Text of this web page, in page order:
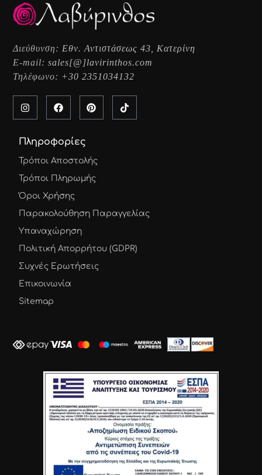
Διεύθυνση: Εθν. Αντιστάσεως 43, Κατερίνη
E-mail:sales[@]lavirinthos.com
Τηλέφωνο: +30 2351034132
Πληροφορίες
Τρόποι Αποστολής
Τρόποι Πληρωμής
Όροι Χρήσης
Παρακολούθηση Παραγγελίας
Υπαναχώρηση
Πολιτική Απορρήτου (GDPR)
Συχνές Ερωτήσεις
Επικοινωνία
Sitemap